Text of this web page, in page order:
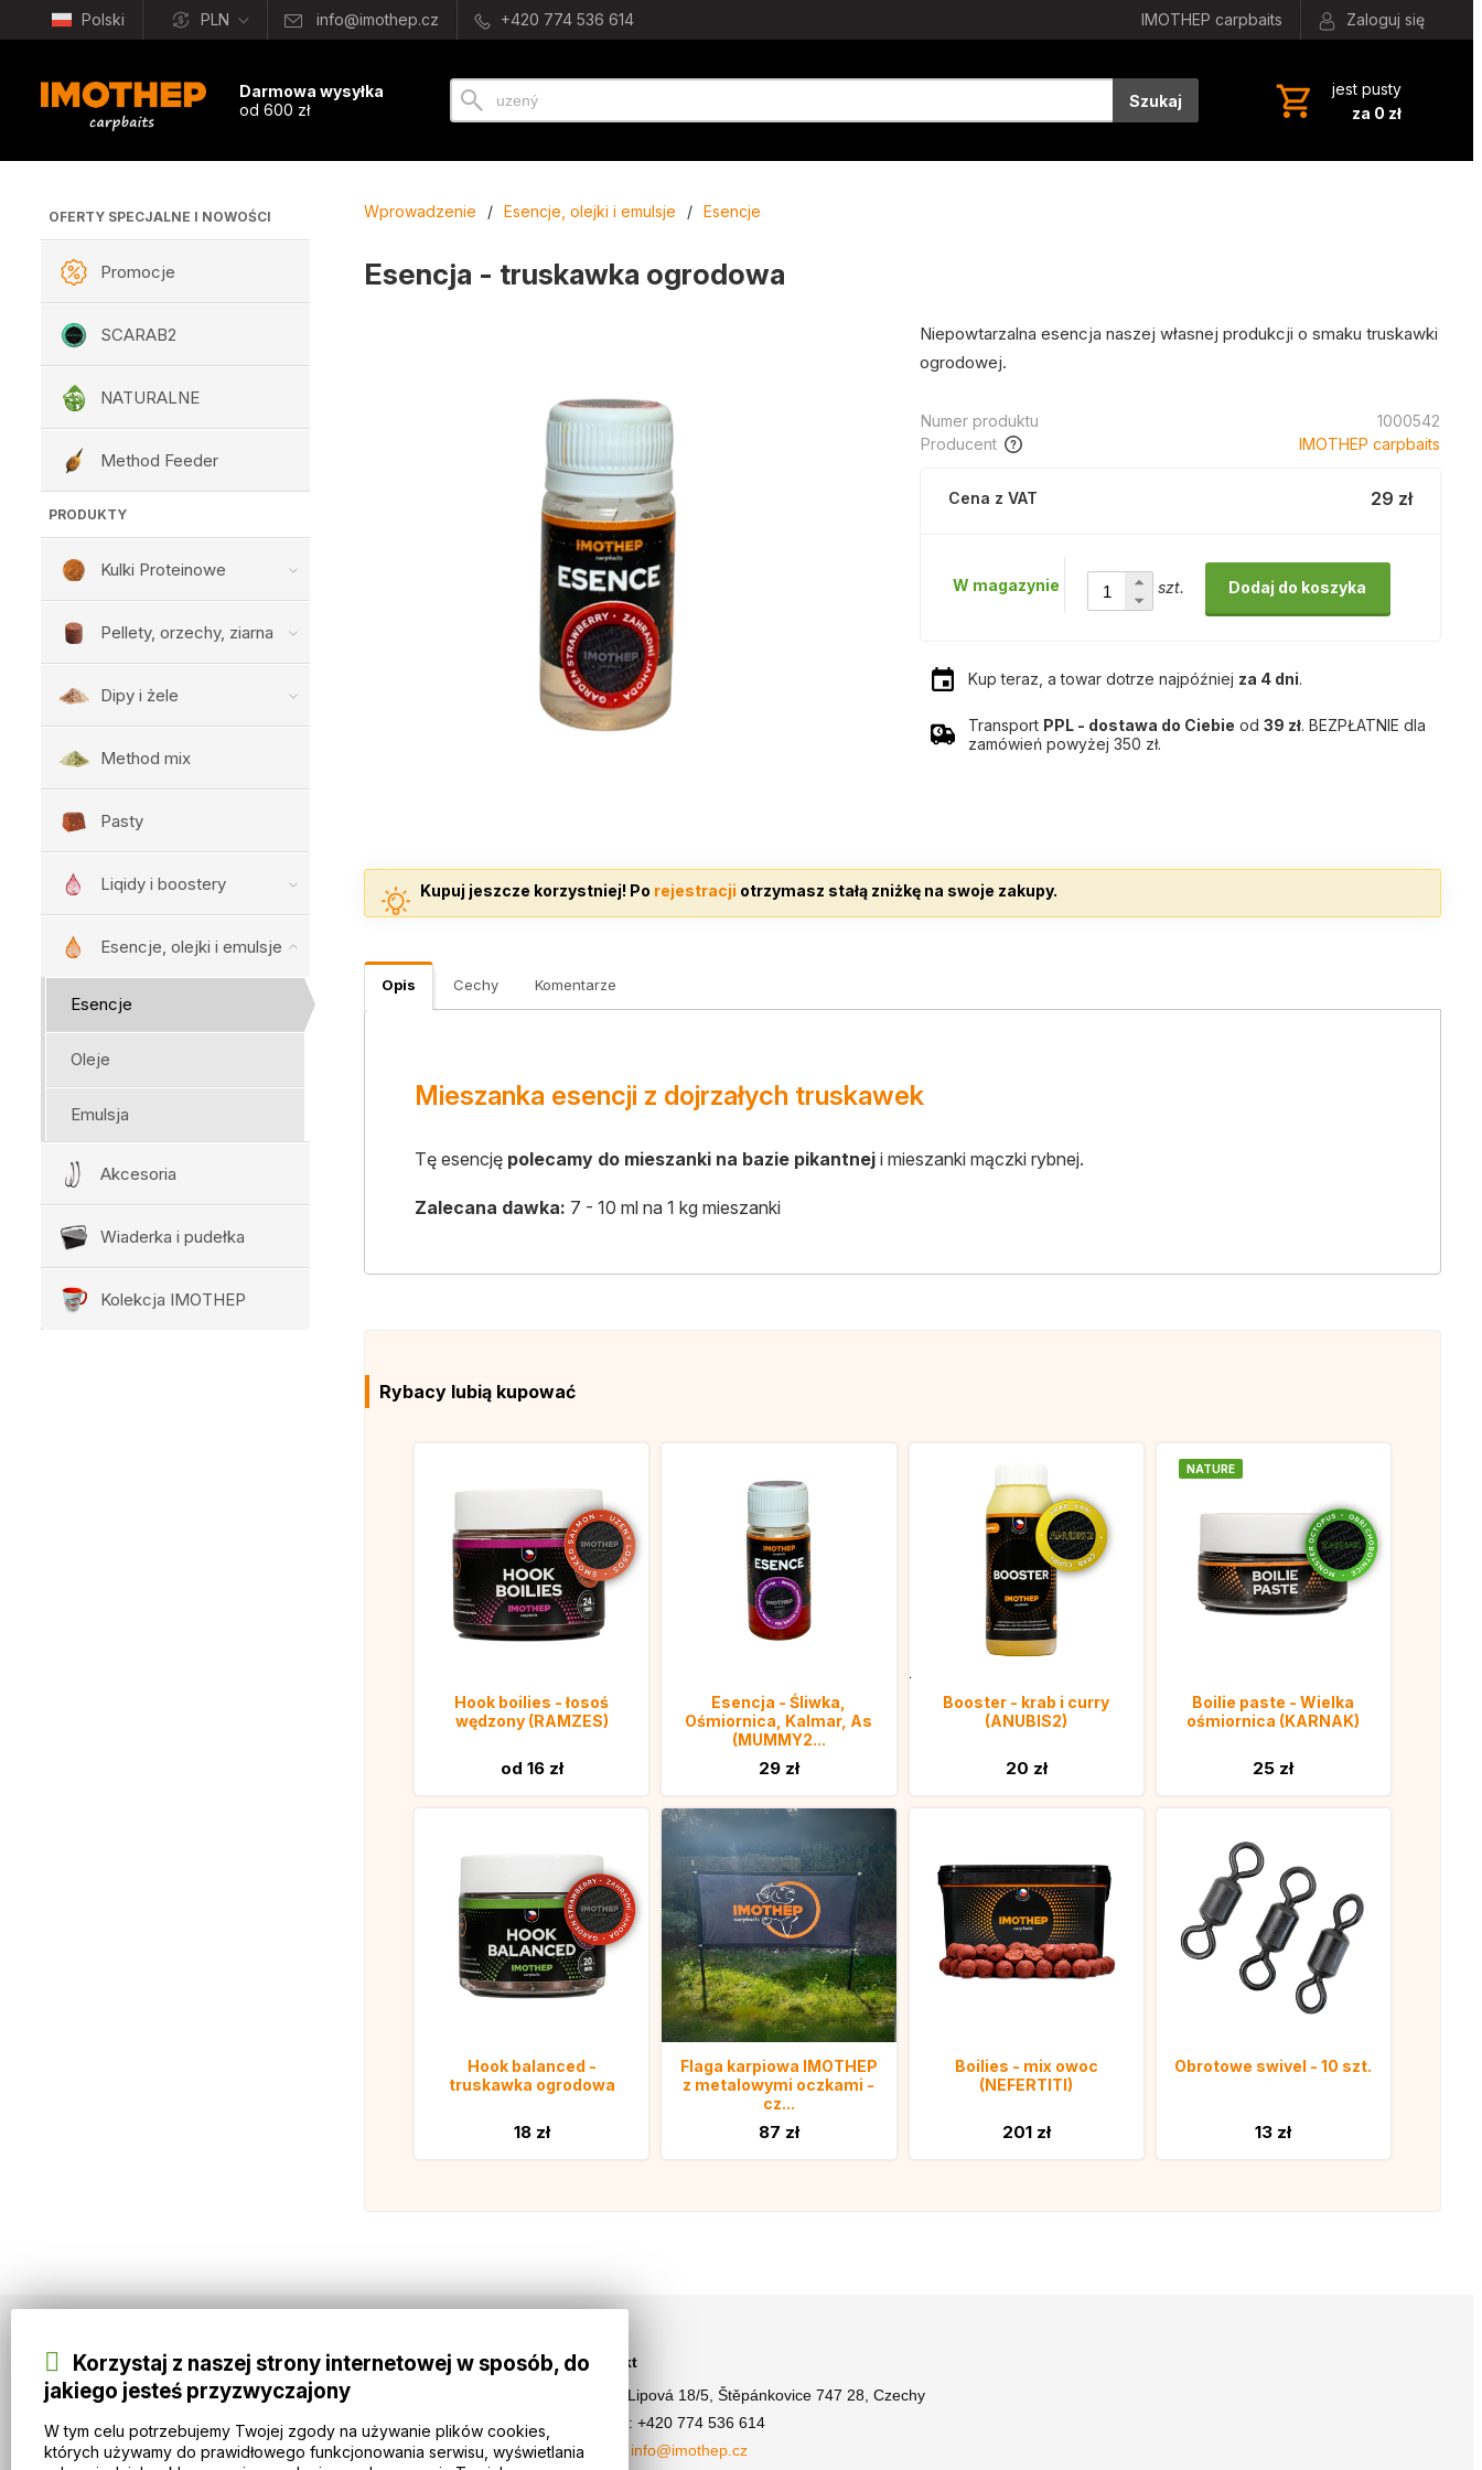
Polski PLN info@imothep.cz +420 774 536 614 IMOTHEP carpbaits Zaloguj się
Darmowa wysyłka
od 600 zł
Szukaj
jest pusty
za 0 zł
OFERTY SPECJALNE I NOWOŚCI
Promocje
SCARAB2
NATURALNE
Method Feeder
PRODUKTY
Kulki Proteinowe
Pellety, orzechy, ziarna
Dipy i żele
Method mix
Pasty
Liqidy i boostery
Esencje, olejki i emulsje
Esencje
Oleje
Emulsja
Akcesoria
Wiaderka i pudełka
Kolekcja IMOTHEP
Wprowadzenie / Esencje, olejki i emulsje / Esencje
Esencja - truskawka ogrodowa
Niepowtarzalna esencja naszej własnej produkcji o smaku truskawki
ogrodowej.
Numer produktu
1000542
Producent
IMOTHEP carpbaits
29 zł
Cena z VAT
W magazynie szt. Dodaj do koszyka
Kup teraz, a towar dotrze najpóźniej za 4 dni.
Transport PPL - dostawa do Ciebie od 39 zł. BEZPŁATNIE dla
zamówień powyżej 350 zł.
Kupuj jeszcze korzystniej! Po rejestracji otrzymasz stałą zniżkę na swoje zakupy.
Opis Cechy Komentarze
Mieszanka esencji z dojrzałych truskawek
Tę esencję polecamy do mieszanki na bazie pikantnej i mieszanki mączki rybnej.
Zalecana dawka: 7 - 10 ml na 1 kg mieszanki
Rybacy lubią kupować
Hook boilies - łosoś
wędzony (RAMZES)
od 16 zł
Esencja - Śliwka,
Ośmiornica, Kalmar, As
(MUMMY2...
29 zł
Booster - krab i curry
(ANUBIS2)
20 zł
NATURE
Boilie paste - Wielka
ośmiornica (KARNAK)
25 zł
Hook balanced -
truskawka ogrodowa
18 zł
Flaga karpiowa IMOTHEP
z metalowymi oczkami -
cz...
87 zł
Boilies - mix owoc
(NEFERTITI)
201 zł
Obrotowe swivel - 10 szt.
13 zł
Informacje
VIP CLUB IMOTHEP carpbaits
O IMOTHEP carpbaits
Zasady i warunki
Kontakt
Adres: Lipová 18/5, Štěpánkovice 747 28, Czechy
Telefon: +420 774 536 614
E-mail: info@imothep.cz
Korzystaj z naszej strony internetowej w sposób, do
jakiego jesteś przyzwyczajony
W tym celu potrzebujemy Twojej zgody na używanie plików cookies,
których używamy do prawidłowego funkcjonowania serwisu, wyświetlania